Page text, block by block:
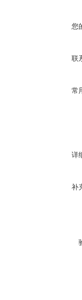
您
联
常
详
补